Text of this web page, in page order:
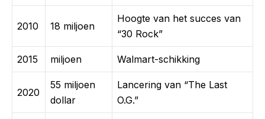
2010 18 miljoen
Hoogte van het succes van
“30 Rock”
2015 miljoen Walmart-schikking
2020
55 miljoen
dollar
Lancering van “The Last
O.G.”